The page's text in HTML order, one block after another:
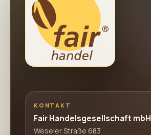
KONTAKT
Fair Handelsgesellschaft mbH
Weseler Straße 683